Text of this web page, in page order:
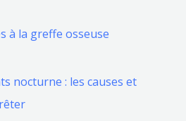
à la greffe osseuse
nocturne : les causes et